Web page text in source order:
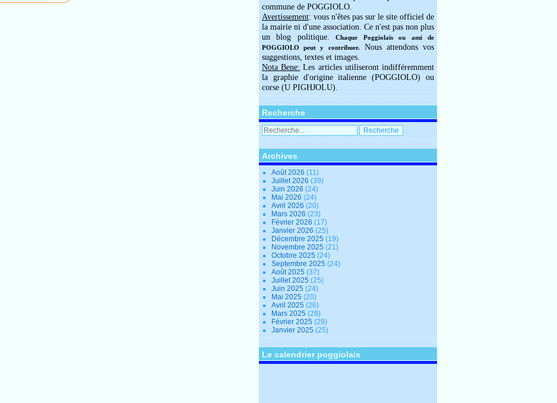
commune de POGGIOLO.
Avertissement: vous n'êtes pas sur le site officiel de
la mairie ni d'une association. Ce n'est pas non plus
un blog politique.Chaque Poggiolais ou ami de
POGGIOLO peut y contribuer.Nous attendons vos
suggestions, textes et images.
Nota Bene: Les articles utiliseront indifféremment
la graphie d'origine italienne (POGGIOLO) ou
corse (U PIGHJOLU).
Recherche
Archives
Août 2026 (11)
Juillet 2026 (39)
Juin 2026 (24)
Mai 2026 (24)
Avril 2026 (20)
Mars 2026 (23)
Février 2026 (17)
Janvier 2026 (25)
Décembre 2025 (19)
Novembre 2025 (21)
Octobre 2025 (24)
Septembre 2025 (24)
Août 2025 (37)
Juillet 2025 (25)
Juin 2025 (24)
Mai 2025 (20)
Avril 2025 (26)
Mars 2025 (28)
Février 2025 (29)
Janvier 2025 (25)
Le calendrier poggiolais